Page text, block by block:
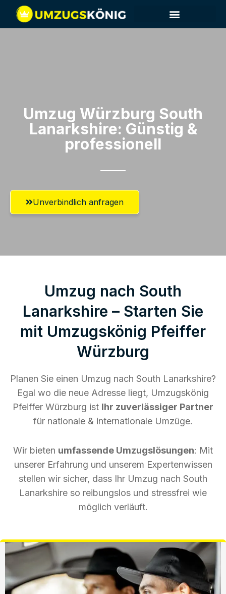
Umzug Würzburg​ South
Lanarkshire: Günstig &
professionell​
Unverbindlich anfragen
Umzug nach South
Lanarkshire – Starten Sie
mit Umzugskönig Pfeiffer
Würzburg
Planen Sie einen Umzug nach South Lanarkshire?
Egal wo die neue Adresse liegt, Umzugskönig
Pfeiffer Würzburg ist Ihr zuverlässiger Partner
für nationale & internationale Umzüge.
Wir bieten umfassende Umzugslösungen: Mit
unserer Erfahrung und unserem Expertenwissen
stellen wir sicher, dass Ihr Umzug nach South
Lanarkshire so reibungslos und stressfrei wie
möglich verläuft.